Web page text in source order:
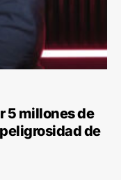
5 millones de
de